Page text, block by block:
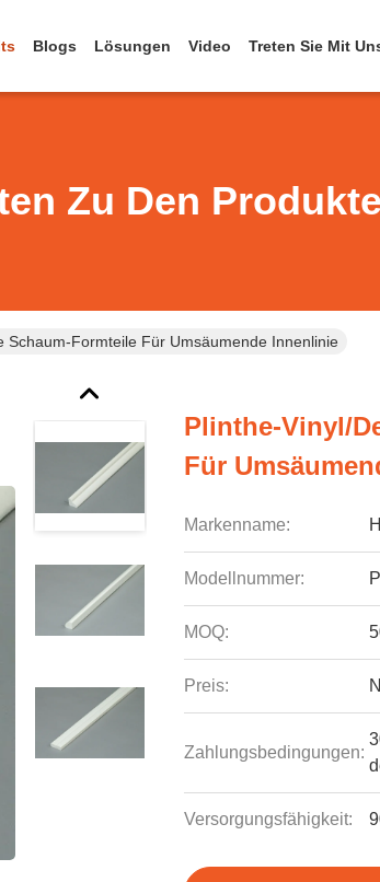
Blogs Lösungen Video Treten Sie Mit
Zu Den
Schaum-Formteile Für Umsäumende Innenlinie
Plinthe-Vinyl/
Für
Markenname:
Modellnummer:
MOQ:
Preis:
Zahlungsbedingungen:
Versorgungsfähigkeit: